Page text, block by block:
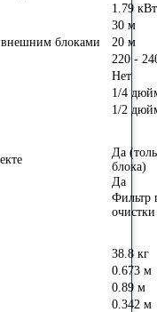
1.79 кВт
30 м
блоками
20 м
220 -
Нет
1/4
1/2
Да
блока)
Да
Фильтр
38.8 кг
0.673 м
0.89 м
0.342 м